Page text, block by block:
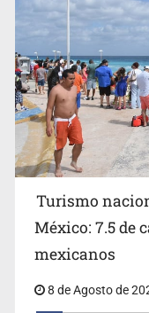
Michoacán
Belinda se corona
Turismo
México: 7.5 de
mexicanos
8 de Agosto de